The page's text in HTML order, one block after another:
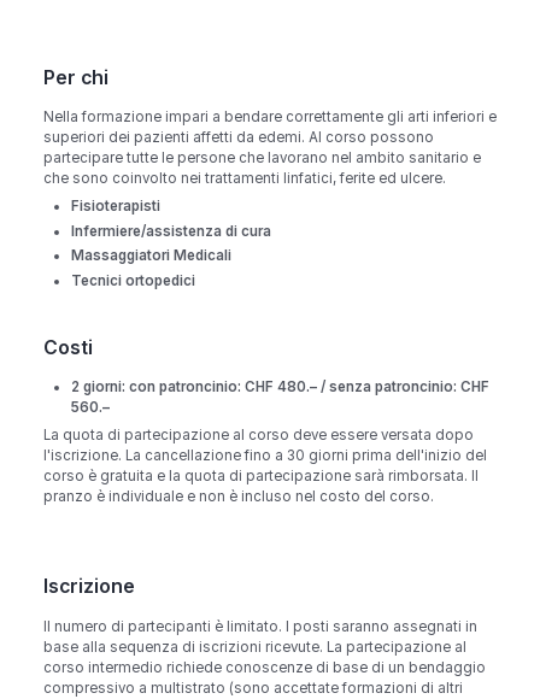
Per chi
Nella formazione impari a bendare correttamente gli arti inferiori e
superiori dei pazienti affetti da edemi. Al corso possono
partecipare tutte le persone che lavorano nel ambito sanitario e
che sono coinvolto nei trattamenti linfatici, ferite ed ulcere.
Fisioterapisti
Infermiere/assistenza di cura
Massaggiatori Medicali
Tecnici ortopedici
Costi
2 giorni: con patroncinio: CHF 480.– / senza patroncinio: CHF
560.–
La quota di partecipazione al corso deve essere versata dopo
l'iscrizione. La cancellazione fino a 30 giorni prima dell'inizio del
corso è gratuita e la quota di partecipazione sarà rimborsata. Il
pranzo è individuale e non è incluso nel costo del corso.
Iscrizione
Il numero di partecipanti è limitato. I posti saranno assegnati in
base alla sequenza di iscrizioni ricevute. La partecipazione al
corso intermedio richiede conoscenze di base di un bendaggio
compressivo a multistrato (sono accettate formazioni di altri